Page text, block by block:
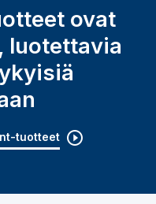
ovat
luotettavia
tuotteet